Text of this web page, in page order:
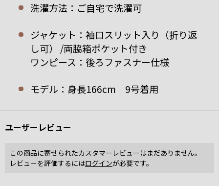
洗濯方法：ご自宅で洗濯可
ジャケット：袖口スリット入り（折り返
し可） /両脇箱ポケット付き
ワンピース：後ろファスナー仕様
モデル：身長166cm 9号着用
ユーザーレビュー
この商品に寄せられたカスタマーレビューはまだありません。
レビューを評価するにはログインが必要です。